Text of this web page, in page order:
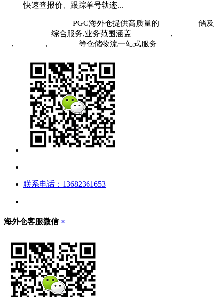
快速查报价、跟踪单号轨迹...
PGO海外仓提供高质量的
储及
综合服务,业务范围涵盖 ,
, , 等仓储物流一站式服务
联系电话：13682361653
海外仓客服微信 ×